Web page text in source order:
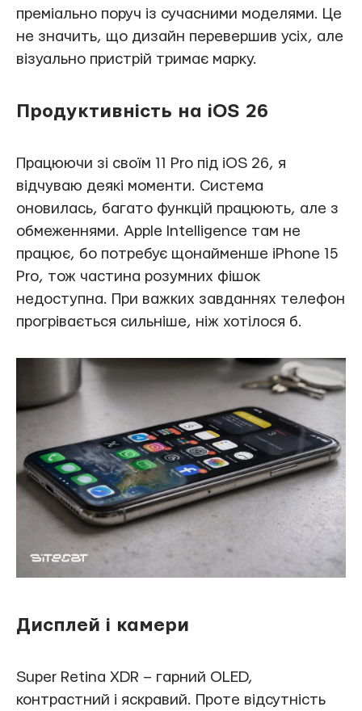
преміально поруч із сучасними моделями. Це
не значить, що дизайн перевершив усіх, але
візуально пристрій тримає марку.
Продуктивність на iOS 26
Працюючи зі своїм 11 Pro під iOS 26, я
відчуваю деякі моменти. Система
оновилась, багато функцій працюють, але з
обмеженнями. Apple Intelligence там не
працює, бо потребує щонайменше iPhone 15
Pro, тож частина розумних фішок
недоступна. При важких завданнях телефон
прогрівається сильніше, ніж хотілося б.
Дисплей і камери
Super Retina XDR – гарний OLED,
контрастний і яскравий. Проте відсутність